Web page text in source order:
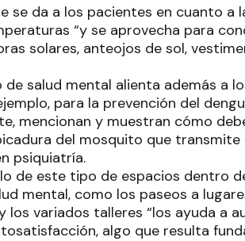
se da a los pacientes en cuanto a
“y se aprovecha para
solares, anteojos de sol,
de salud mental alienta además a
para la prevención del
mencionan y muestran cómo
del mosquito que transmite
psiquiatría.
de este tipo de espacios dentro
mental, como los paseos a
los variados talleres “los ayuda a
algo que resulta